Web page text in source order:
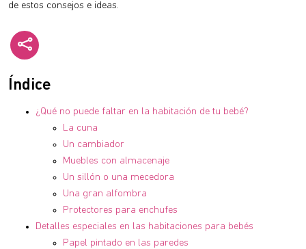
de estos consejos e ideas.
Índice
¿Qué no puede faltar en la habitación de tu bebé?
La cuna
Un cambiador
Muebles con almacenaje
Un sillón o una mecedora
Una gran alfombra
Protectores para enchufes
Detalles especiales en las habitaciones para bebés
Papel pintado en las paredes